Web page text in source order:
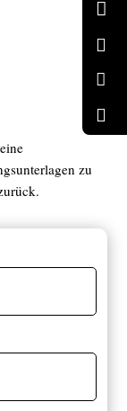
zu



